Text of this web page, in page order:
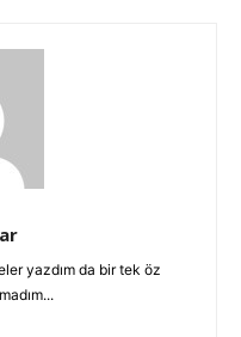
yazdım da bir tek öz